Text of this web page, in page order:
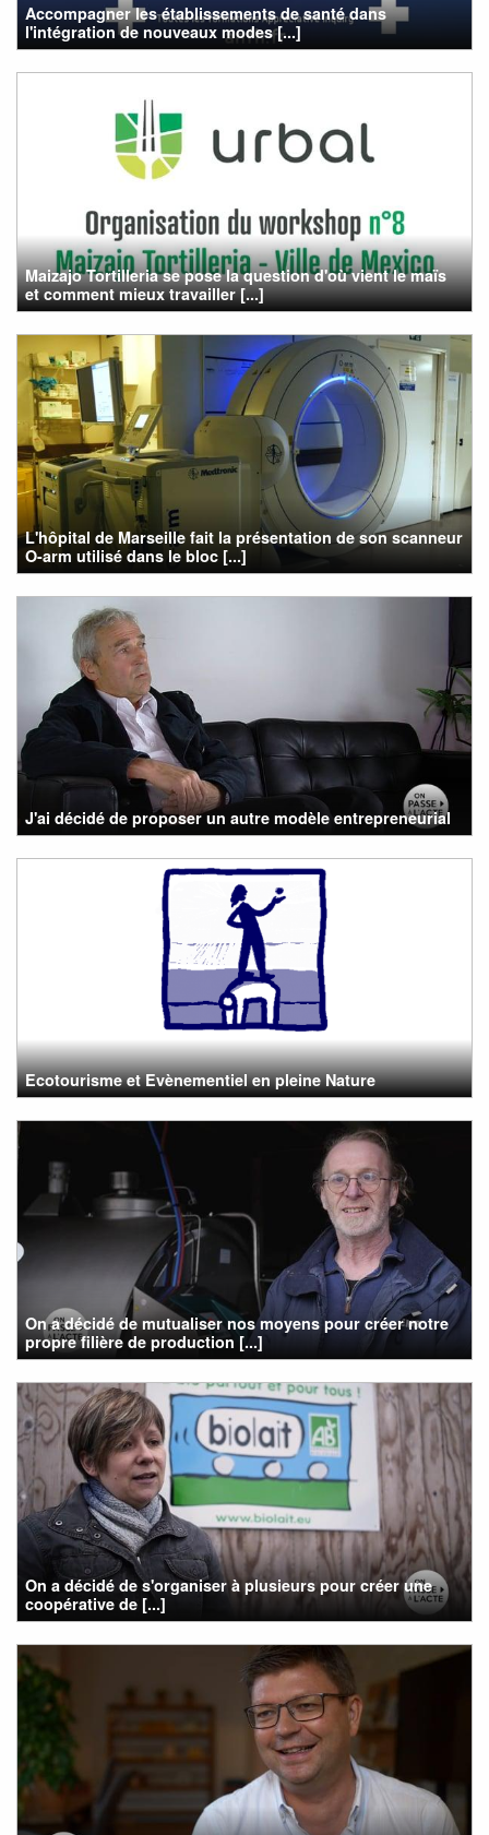
Accompagner les établissements de santé dans
l'intégration de nouveaux modes [...]
Maizajo Tortilleria se pose la question d'où vient le maïs
et comment mieux travailler [...]
L'hôpital de Marseille fait la présentation de son scanneur
O-arm utilisé dans le bloc [...]
J'ai décidé de proposer un autre modèle entrepreneurial
Ecotourisme et Evènementiel en pleine Nature
On a décidé de mutualiser nos moyens pour créer notre
propre filière de production [...]
On a décidé de s'organiser à plusieurs pour créer une
coopérative de [...]